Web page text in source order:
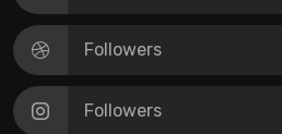
Followers
Followers